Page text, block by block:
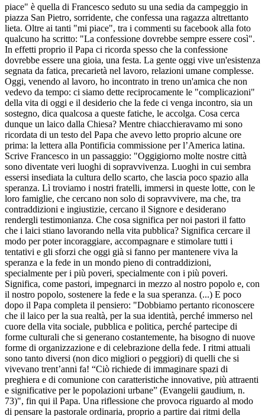
piace" è quella di Francesco seduto su una sedia da campeggio in
piazza San Pietro, sorridente, che confessa una ragazza altrettanto
lieta. Oltre ai tanti "mi piace", tra i commenti su facebook alla foto
qualcuno ha scritto: "La confessione dovrebbe sempre essere così".
In effetti proprio il Papa ci ricorda spesso che la confessione
dovrebbe essere una gioia, una festa. La gente oggi vive un'esistenza
segnata da fatica, precarietà nel lavoro, relazioni umane complesse.
Oggi, venendo al lavoro, ho incontrato in treno un'amica che non
vedevo da tempo: ci siamo dette reciprocamente le "complicazioni"
della vita di oggi e il desiderio che la fede ci venga incontro, sia un
sostegno, dica qualcosa a queste fatiche, le accolga. Cosa cerca
dunque un laico dalla Chiesa? Mentre chiacchieravamo mi sono
ricordata di un testo del Papa che avevo letto proprio alcune ore
prima: la lettera alla Pontificia commissione per l’America latina.
Scrive Francesco in un passaggio: "Oggigiorno molte nostre città
sono diventate veri luoghi di sopravvivenza. Luoghi in cui sembra
essersi insediata la cultura dello scarto, che lascia poco spazio alla
speranza. Lì troviamo i nostri fratelli, immersi in queste lotte, con le
loro famiglie, che cercano non solo di sopravvivere, ma che, tra
contraddizioni e ingiustizie, cercano il Signore e desiderano
rendergli testimonianza. Che cosa significa per noi pastori il fatto
che i laici stiano lavorando nella vita pubblica? Significa cercare il
modo per poter incoraggiare, accompagnare e stimolare tutti i
tentativi e gli sforzi che oggi già si fanno per mantenere viva la
speranza e la fede in un mondo pieno di contraddizioni,
specialmente per i più poveri, specialmente con i più poveri.
Significa, come pastori, impegnarci in mezzo al nostro popolo e, con
il nostro popolo, sostenere la fede e la sua speranza. (...) E poco
dopo il Papa completa il pensiero: "Dobbiamo pertanto riconoscere
che il laico per la sua realtà, per la sua identità, perché immerso nel
cuore della vita sociale, pubblica e politica, perché partecipe di
forme culturali che si generano costantemente, ha bisogno di nuove
forme di organizzazione e di celebrazione della fede. I ritmi attuali
sono tanto diversi (non dico migliori o peggiori) di quelli che si
vivevano trent’anni fa! “Ciò richiede di immaginare spazi di
preghiera e di comunione con caratteristiche innovative, più attraenti
e significative per le popolazioni urbane” (Evangelii gaudium, n.
73)", fin qui il Papa. Una riflessione che provoca riguardo al modo
di pensare la pastorale ordinaria, proprio a partire dai ritmi della